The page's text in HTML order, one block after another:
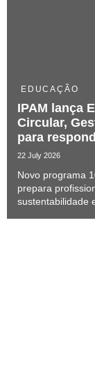
EDUCAÇÃO
IPAM lança
Circular,
para
talento
22 July 2026
Novo programa
prepara
sustentabilidade